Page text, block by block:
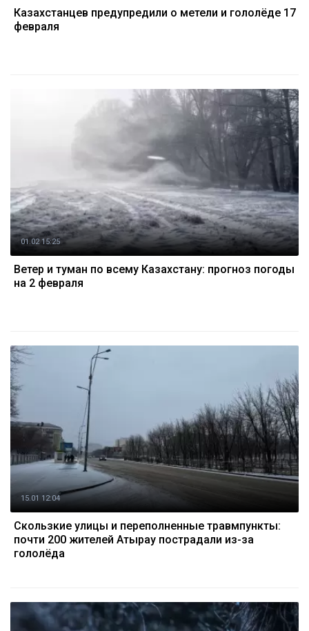
Казахстанцев предупредили о метели и гололёде 17
февраля
01.02 15:25
Ветер и туман по всему Казахстану: прогноз погоды
на 2 февраля
15.01 12:04
Скользкие улицы и переполненные травмпункты:
почти 200 жителей Атырау пострадали из-за
гололёда